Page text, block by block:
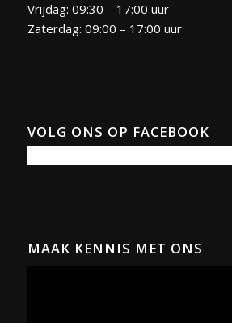
Vrijdag: 09:30 – 17:00 uur
Zaterdag: 09:00 – 17:00 uur
VOLG ONS OP FACEBOOK
MAAK KENNIS MET ONS